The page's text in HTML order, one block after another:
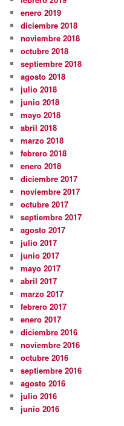
enero 2019
diciembre 2018
noviembre 2018
octubre 2018
septiembre 2018
agosto 2018
julio 2018
junio 2018
mayo 2018
abril 2018
marzo 2018
febrero 2018
enero 2018
diciembre 2017
noviembre 2017
octubre 2017
septiembre 2017
agosto 2017
julio 2017
junio 2017
mayo 2017
abril 2017
marzo 2017
febrero 2017
enero 2017
diciembre 2016
noviembre 2016
octubre 2016
septiembre 2016
agosto 2016
julio 2016
junio 2016